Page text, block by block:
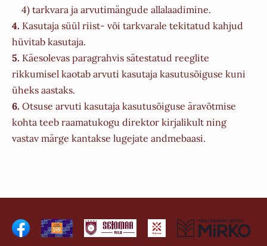
4) tarkvara ja arvutimängude allalaadimine.
4. Kasutaja süül riist- või tarkvarale tekitatud kahjud
hüvitab kasutaja.
5. Käesolevas paragrahvis sätestatud reeglite
rikkumisel kaotab arvuti kasutaja kasutusõiguse kuni
üheks aastaks.
6. Otsuse arvuti kasutaja kasutusõiguse äravõtmise
kohta teeb raamatukogu direktor kirjalikult ning
vastav märge kantakse lugejate andmebaasi.